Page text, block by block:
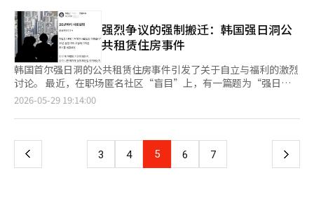
套。尽管首尔的供应先行指标在下降，但地方却在升温，地方即使
建造也无法出售。一方需要压制，另一方需要复苏。压制江南的税
收并不能解决釜山和蔚山的空置房问题。 租赁市场转向月租。1月
至4月累计月租交易比例为68.5%，比去年增加了8.1个百分点。若
压迫非居住持有者，可能会导致租赁房源减少，而这种负担可能转
嫁到月租和押金上。如果针对多套房者的政策最终反映到租户的月
租账单上，那就不是能力，而是失败。 李在明政府的能力不仅仅
在于持有税 实际上，填补市场的能力更令人担忧。李在明政府的
公共住房构想仍处于构思与制度设计之间。虽然从基本住房开始，
应”，但实际上负责这项工作的LH在选举前夕仍然空缺。 在此期
间，LH能立即做的只是收购现有住房和地方未售房源的租赁。可
至8年，积累资产后再转向吉音新城或王十里等附近的新建小
区。” 实际需求者认为该小区的优势在于学区和交通。小区内有
三角山小学和三角山中学，还有两所幼儿园和十多家托儿所。尤其
是三角山中学在强北区内学业成绩优异，受到家长们的高度评价。
交通条件也相对良好。小区附近的乌伊新设线索泉站可供使用，但
由于列车仅有两节车厢，通勤高峰时段的拥挤程度较高。不过，可
以换乘4号线的成信女大入口站和6号线的博文站，前往光化门约需
30分钟，前往江南站约需50分钟。非走廊式的楼梯结构和相对宽
万韩元的月租成交，而本月同样面积的公寓以1000万韩元的押金
和200万韩元的月租，或以3900万韩元的押金和60万韩元的月租成
交。 当地中介的工作人员表示：“几乎没有租赁房源可供选
革的核心是LH的组织分拆。目前，正在积极考虑将承担公共开发
商角色的开发组织与负责租赁和储备功能的管理组织分开。LH改
革委员会内外也提到将LH与土地住房银行、住房管理公团分为三
部分的方案。 LH内部认为，负责租赁和储备的管理组织由于难以
实现自我盈利，因此以政府财政运作的公团形式更为现实。一位
LH相关人士表示：“仅负责租赁业务和管理、储备功能的组织难
以实现自我盈利”，并指出“实际上可能会成为依赖预算支持的公
团结构”。 分拆带来的后续任务也不容小觑。新组织的人员补充
和成本增加是不可避免的，负责租赁和储备功能的管理组织的财政
住房城市基金的闲置资金也从2021年的49万亿韩元减少至目前的
14万亿韩元。 改革延迟的影响在供应现场也有所显现。根据国土
部和LH的数据显示，今年1月至4月，首都圈的租赁住房约定业绩
上周上涨0.15%，保持了稳健的上升趋势。然而，细分地区来看，
京南重点区域的上涨幅度远超平均水平。 涨幅最大的是华城市东
炭区（东炭新城中心）。华城东炭的周租金上涨率较上周上涨了
0.69%，创下首都圈的最高纪录。附近的成南市中原区也以0.55%
的高涨幅紧随其后，而近期因大规模整治项目迁入需求和区域交通
网络改善而上涨的光明市也以0.42%的涨幅创下高点。此外，安养
东区（0.32%）、水原永通区（0.30%）等地也表现出强劲的上涨
势头，京南居住带整体推动了首都圈租赁价格的上涨。 这些数据
在国土交通部的实际交易公开系统中得到了反映。华城东炭的代表
租赁保证金实际交易价格突破了9亿8000万韩元，创下新高。保证
金较年初上涨了近1亿韩元。“东炭湖宫”最近也以6200万韩元的
强烈争议的强制搬迁：韩国强日洞公
共租赁住房事件
韩国首尔强日洞的公共租赁住房事件引发了关于自立与福利的激烈
讨论。 最近，在职场匿名社区“盲目”上，有一篇题为“强日洞
事件是一次巨大的社会实验”的帖子引起了广泛关注。 该帖的作
自立的基础，还是让人们适应并完全依赖于此，实际上是在进行一
居民们依然未能实现自立。” 他还提到：“反而，他们希望继续
租住，无法摆脱公共租赁的束缚，似乎已经习惯于用他人的力量
2026-05-29 19:14:00
上
页
3 4 5 6 7 下